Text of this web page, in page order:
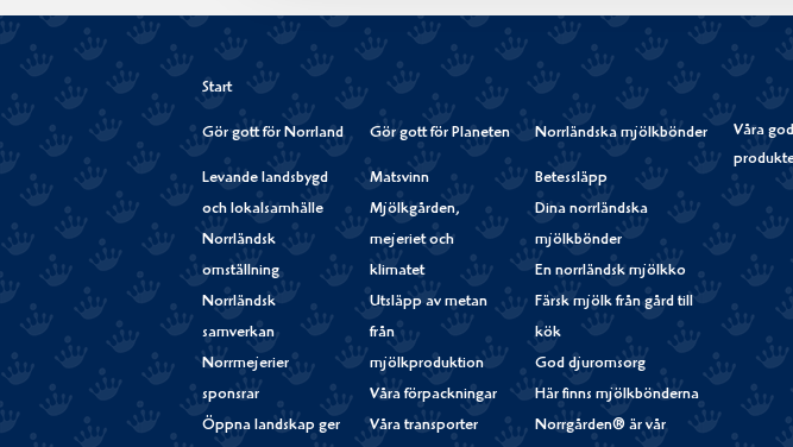
Start
Gör gott för Norrland
Levande landsbygd
och lokalsamhälle
Norrländsk
omställning
Norrländsk
samverkan
Norrmejerier
sponsrar
Öppna landskap ger
Gör gott för Planeten
Matsvinn
Mjölkgården,
mejeriet och
klimatet
Utsläpp av metan
från
mjölkproduktion
Våra förpackningar
Våra transporter
Norrländska mjölkbönder
Betessläpp
Dina norrländska
mjölkbönder
En norrländsk mjölkko
Färsk mjölk från gård till
kök
God djuromsorg
Här finns mjölkbönderna
Norrgården® är vår
Våra